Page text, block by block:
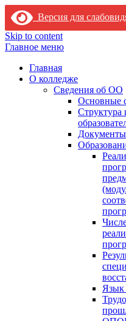
Версия для
Skip to content
Главное меню
Главная
О колледже
Сведения об ОО
Основные
Структура
Документы
Язык